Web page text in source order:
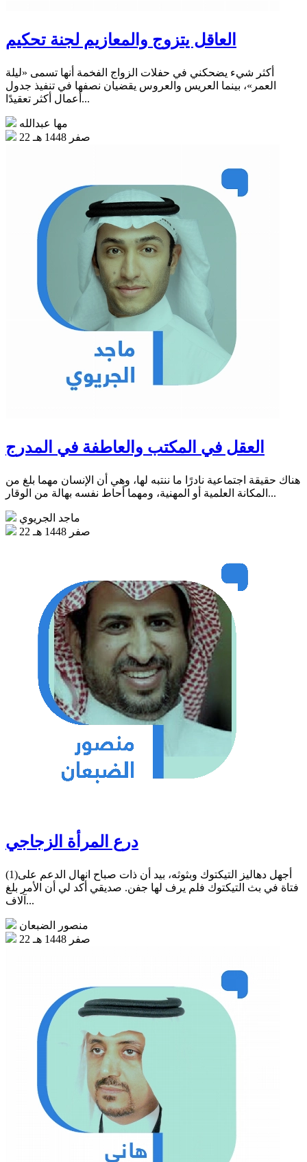
العاقل يتزوج والمعازيم لجنة تحكيم
أكثر شيء يضحكني في حفلات الزواج الفخمة أنها تسمى «ليلة
العمر»، بينما العريس والعروس يقضيان نصفها في تنفيذ جدول
أعمال أكثر تعقيدًا...
مها عبدالله
22 صفر 1448 هـ
العقل في المكتب والعاطفة في المدرج
هناك حقيقة اجتماعية نادرًا ما ننتبه لها، وهي أن الإنسان مهما بلغ من
المكانة العلمية أو المهنية، ومهما أحاط نفسه بهالة من الوقار...
ماجد الجريوي
22 صفر 1448 هـ
درع المرأة الزجاجي
(1)أجهل دهاليز التيكتوك وبثوثه، بيد أن ذات صباح انهال الدعم على
فتاة في بث التيكتوك فلم يرف لها جفن. صديقي أكد لي أن الأمر بلغ
آلاف...
منصور الضبعان
22 صفر 1448 هـ